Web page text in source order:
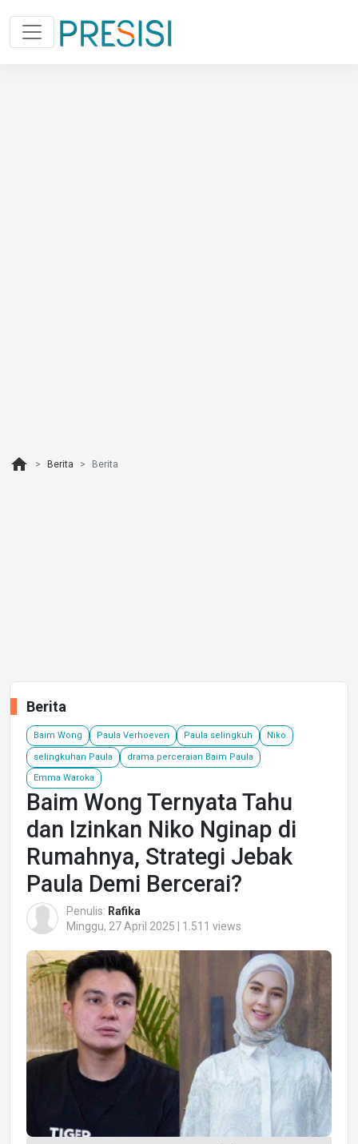
home Berita Berita
Berita
Baim Wong Paula Verhoeven Paula selingkuh Niko
selingkuhan Paula drama perceraian Baim Paula
Emma Waroka
Baim Wong Ternyata Tahu
dan Izinkan Niko Nginap di
Rumahnya, Strategi Jebak
Paula Demi Bercerai?
Penulis: Rafika
Minggu, 27 April 2025 | 1.511 views